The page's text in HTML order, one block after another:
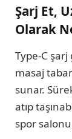
Şarj Et,
Olarak
Type-C şarj
masaj
sunar.
atıp
spor